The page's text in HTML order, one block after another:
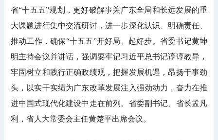
省“十五五”规划，更好破解事关广东全局和长远发展的重
大课题进行集中交流研讨，进一步深化认识、明确责任、
推动工作，确保“十五五”开好局、起好步。省委书记黄坤
明主持会议并讲话，强调要牢记习近平总书记谆谆教导，
牢固树立和践行正确政绩观，把握发展机遇，昂扬干事劲
头，以实干实绩为广东改革发展注入强劲动力，奋力在推
进中国式现代化建设中走在前列。省委副书记、省长孟凡
利，省人大常委会主任黄楚平出席会议。